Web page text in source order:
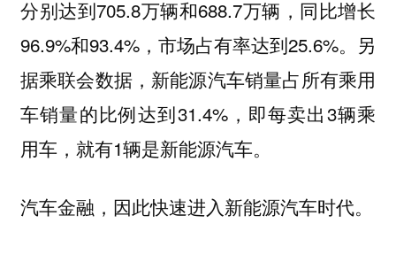
分别达到705.8万辆和688.7万辆，同比增长
96.9%和93.4%，市场占有率达到25.6%。另
据乘联会数据，新能源汽车销量占所有乘用
车销量的比例达到31.4%，即每卖出3辆乘
用车，就有1辆是新能源汽车。
汽车金融，因此快速进入新能源汽车时代。